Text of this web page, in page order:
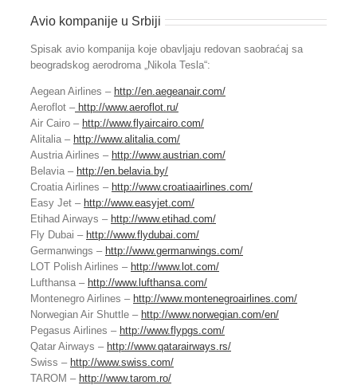
Avio kompanije u Srbiji
Spisak avio kompanija koje obavljaju redovan saobraćaj sa
beogradskog aerodroma „Nikola Tesla“:
Aegean Airlines – http://en.aegeanair.com/
Aeroflot –http://www.aeroflot.ru/
Air Cairo – http://www.flyaircairo.com/
Alitalia – http://www.alitalia.com/
Austria Airlines – http://www.austrian.com/
Belavia – http://en.belavia.by/
Croatia Airlines – http://www.croatiaairlines.com/
Easy Jet – http://www.easyjet.com/
Etihad Airways – http://www.etihad.com/
Fly Dubai – http://www.flydubai.com/
Germanwings – http://www.germanwings.com/
LOT Polish Airlines – http://www.lot.com/
Lufthansa – http://www.lufthansa.com/
Montenegro Airlines – http://www.montenegroairlines.com/
Norwegian Air Shuttle – http://www.norwegian.com/en/
Pegasus Airlines – http://www.flypgs.com/
Qatar Airways – http://www.qatarairways.rs/
Swiss – http://www.swiss.com/
TAROM – http://www.tarom.ro/